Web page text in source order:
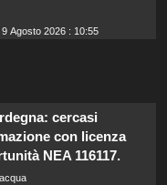
9 Agosto 2026 : 10:55
cercasi
con licenza
NEA 116117.